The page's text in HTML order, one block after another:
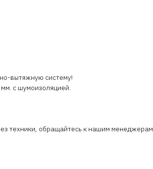
вытяжную систему!
с шумоизоляцией.
техники, обращайтесь к нашим менеджерам